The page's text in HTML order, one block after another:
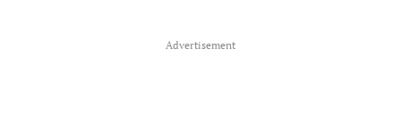
Advertisement